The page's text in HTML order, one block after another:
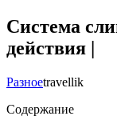
Система
действия |
Разноеtravellik
Содержание